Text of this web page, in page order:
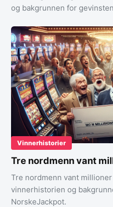
og bakgrunnen for
Vinnerhistorier
Tre nordmenn vant
Tre nordmenn vant
vinnerhistorien og
NorskeJackpot.